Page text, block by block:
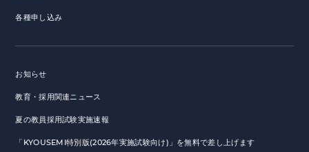
各種申し込み
お知らせ
教育・採用関連ニュース
夏の教員採用試験実施速報
「KYOUSEMI特別版(2026年実施試験向け)」を無料で差し上げます